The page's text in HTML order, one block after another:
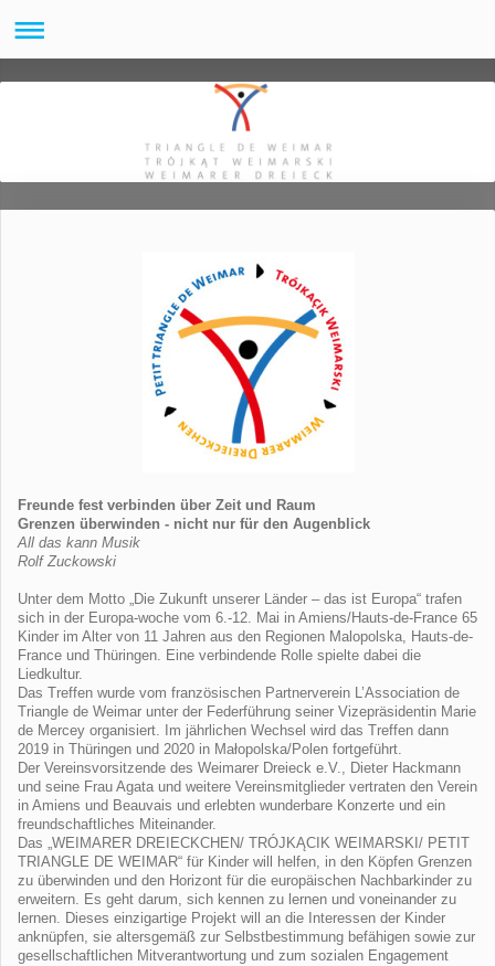
Freunde fest verbinden über Zeit und Raum
Grenzen überwinden - nicht nur für den Augenblick
All das kann Musik
Rolf Zuckowski
Unter dem Motto „Die Zukunft unserer Länder – das ist Europa“ trafen
sich in der Europa-woche vom 6.-12. Mai in Amiens/Hauts-de-France 65
Kinder im Alter von 11 Jahren aus den Regionen Malopolska, Hauts-de-
France und Thüringen. Eine verbindende Rolle spielte dabei die
Liedkultur.
Das Treffen wurde vom französischen Partnerverein L’Association de
Triangle de Weimar unter der Federführung seiner Vizepräsidentin Marie
de Mercey organisiert. Im jährlichen Wechsel wird das Treffen dann
2019 in Thüringen und 2020 in Małopolska/Polen fortgeführt.
Der Vereinsvorsitzende des Weimarer Dreieck e.V., Dieter Hackmann
und seine Frau Agata und weitere Vereinsmitglieder vertraten den Verein
in Amiens und Beauvais und erlebten wunderbare Konzerte und ein
freundschaftliches Miteinander.
Das „WEIMARER DREIECKCHEN/ TRÓJKĄCIK WEIMARSKI/ PETIT
TRIANGLE DE WEIMAR“ für Kinder will helfen, in den Köpfen Grenzen
zu überwinden und den Horizont für die europäischen Nachbarkinder zu
erweitern. Es geht darum, sich kennen zu lernen und voneinander zu
lernen. Dieses einzigartige Projekt will an die Interessen der Kinder
anknüpfen, sie altersgemäß zur Selbstbestimmung befähigen sowie zur
gesellschaftlichen Mitverantwortung und zum sozialen Engagement